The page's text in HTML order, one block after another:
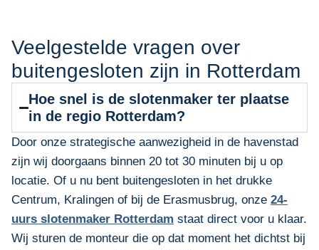
Veelgestelde vragen over
buitengesloten zijn in Rotterdam
Hoe snel is de slotenmaker ter plaatse
in de regio Rotterdam?
Door onze strategische aanwezigheid in de havenstad
zijn wij doorgaans binnen 20 tot 30 minuten bij u op
locatie. Of u nu bent buitengesloten in het drukke
Centrum, Kralingen of bij de Erasmusbrug, onze 24-
uurs slotenmaker Rotterdam staat direct voor u klaar.
Wij sturen de monteur die op dat moment het dichtst bij